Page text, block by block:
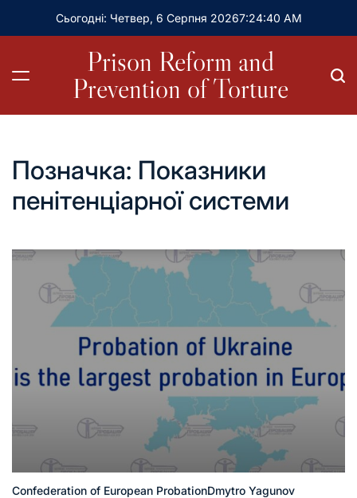
Сьогодні: Четвер, 6 Серпня 20267:24:41 AM
Prison Reform and
Prevention of Torture
Позначка: Показники
пенітенціарної системи
Confederation of European ProbationDmytro Yagunov